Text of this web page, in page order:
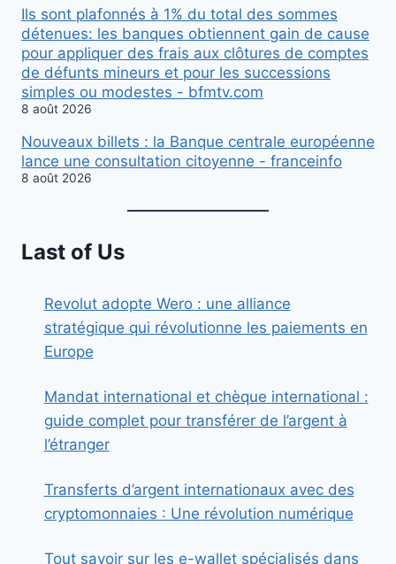
Ils sont plafonnés à 1% du total des sommes
détenues: les banques obtiennent gain de cause
pour appliquer des frais aux clôtures de comptes
de défunts mineurs et pour les successions
simples ou modestes - bfmtv.com
8 août 2026
Nouveaux billets : la Banque centrale européenne
lance une consultation citoyenne - franceinfo
8 août 2026
Last of Us
Revolut adopte Wero : une alliance
stratégique qui révolutionne les paiements en
Europe
Mandat international et chèque international :
guide complet pour transférer de l’argent à
l’étranger
Transferts d’argent internationaux avec des
cryptomonnaies : Une révolution numérique
Tout savoir sur les e-wallet spécialisés dans